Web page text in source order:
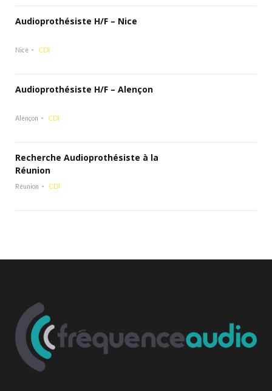
Audioprothésiste H/F – Nice
Nice CDI
Audioprothésiste H/F – Alençon
Alençon CDI
Recherche Audioprothésiste à la
Réunion
Réunion CDI